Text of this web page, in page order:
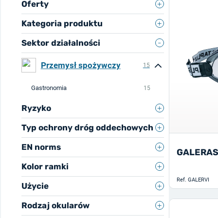
Oferty
Kategoria produktu
Ochrona głowy
Ochrona wzroku 5
Okulary ochronne 2
Gogle ochronne
Ochrona dróg oddechowych 7
Maski jednorazowe
Ochrona nóg 3
Sektor działalności
Przemysł spożywczy 15
Gastronomia 15
Ryzyko
Biologiczne 5
Cząstki
Typ ochrony dróg oddechowych
Półmaska jednorazowa
EN norms
EN 166
EN 172
EN ISO 16321-1
Kolor ramki
Bezbarwny
Czarny
Użycie
Wewnętrzny
Rodzaj okularów
Ref. GALERVI